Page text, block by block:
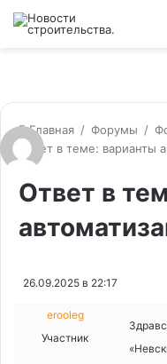
Главная / Форумы /
Ответ в теме: варианты
Ответ в
26.09.2025 в 22:17
erooleg
Участник